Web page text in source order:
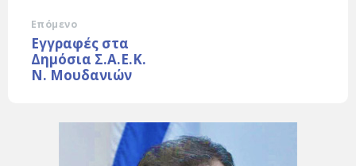
Επόμενο
Εγγραφές στα
Δημόσια Σ.Α.Ε.Κ.
Ν. Μουδανιών